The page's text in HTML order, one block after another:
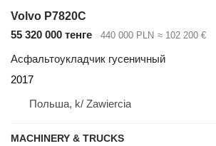
Volvo P7820C
55 320 000 тенге
440 000 PLN ≈ 102 200 €
Асфальтоукладчик гусеничный
2017
Польша, k/ Zawiercia
MACHINERY & TRUCKS